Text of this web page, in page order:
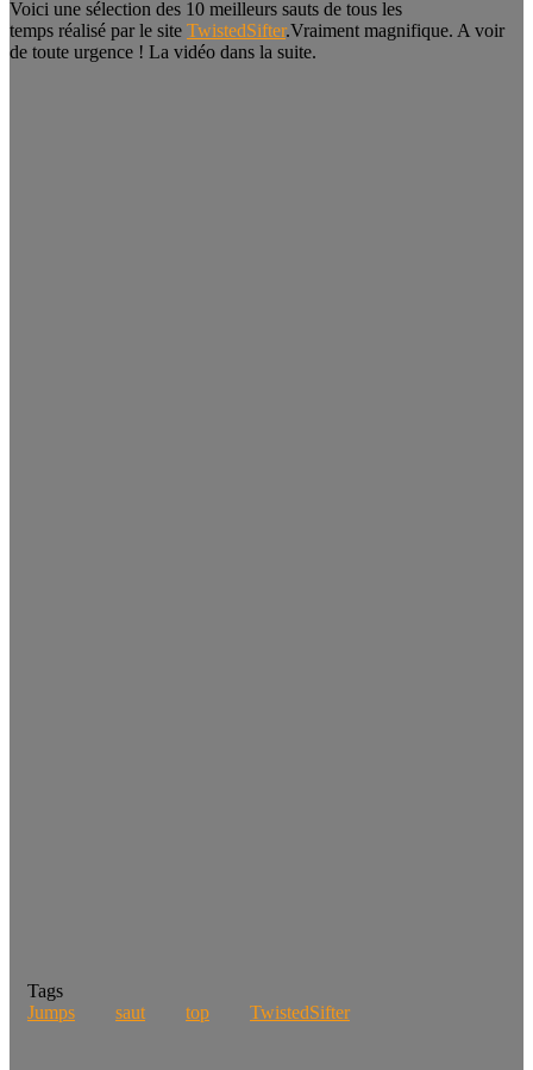
Voici une sélection des 10 meilleurs sauts de tous les
temps réalisé par le site TwistedSifter.Vraiment magnifique. A voir
de toute urgence ! La vidéo dans la suite.
Tags
Jumps
saut top TwistedSifter